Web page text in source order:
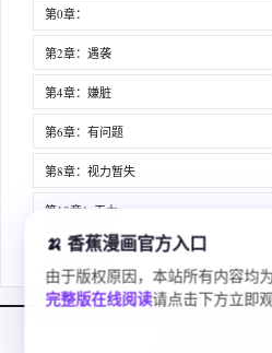
第0章：
第2章：遇袭
第4章：嫌脏
第6章：有问题
第8章：视力暂失
第10章：无力
第12章：见面
第14章：质问
🍌 香蕉漫画官方入口
由于版权原因，本站所有内容均
完整版在线阅读请点击下方立即